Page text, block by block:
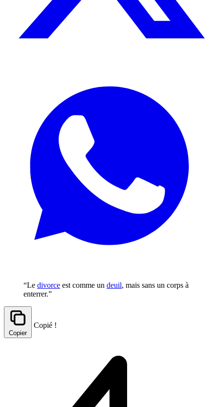
“Le divorce est comme un deuil, mais sans un corps à
enterrer.”
Copier
Copié !